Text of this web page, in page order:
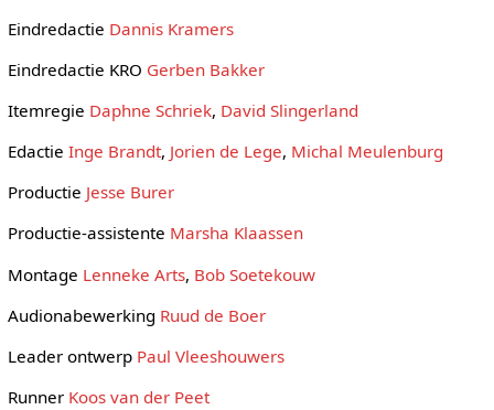
Eindredactie Dannis Kramers
Eindredactie KRO Gerben Bakker
Itemregie Daphne Schriek, David Slingerland
Edactie Inge Brandt, Jorien de Lege, Michal Meulenburg
Productie Jesse Burer
Productie-assistente Marsha Klaassen
Montage Lenneke Arts, Bob Soetekouw
Audionabewerking Ruud de Boer
Leader ontwerp Paul Vleeshouwers
Runner Koos van der Peet